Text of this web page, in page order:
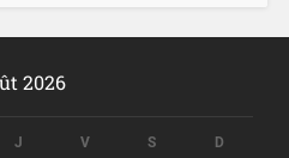
2026
J V S D